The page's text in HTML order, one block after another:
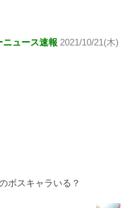
ュース速報 2021/10/21(木)
ボスキャラいる？